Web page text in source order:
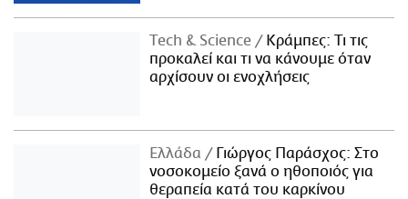
Τech & Science
Κράμπες: Τι τις
προκαλεί και τι να κάνουμε όταν
αρχίσουν οι ενοχλήσεις
Ελλάδα
Γιώργος Παράσχος: Στο
νοσοκομείο ξανά ο ηθοποιός για
θεραπεία κατά του καρκίνου